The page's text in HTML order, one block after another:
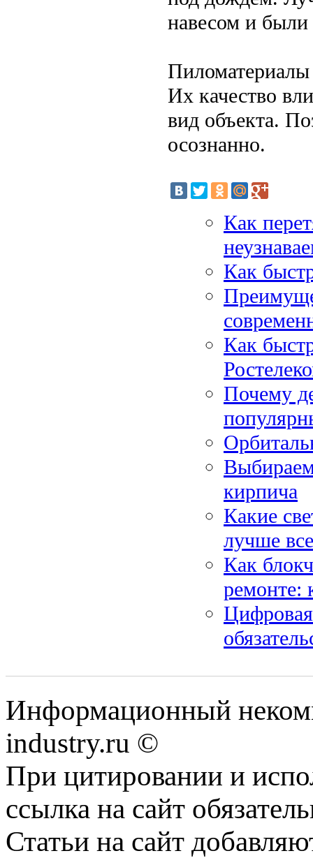
навесом и
Их качество
вид объекта.
осознанно.
Как
Как
Как
Почему
кирпича
Какие
лучше
Как
ремонте:
Информационный
industry.ru ©
При цитировании и
ссылка на сайт
Статьи на сайт